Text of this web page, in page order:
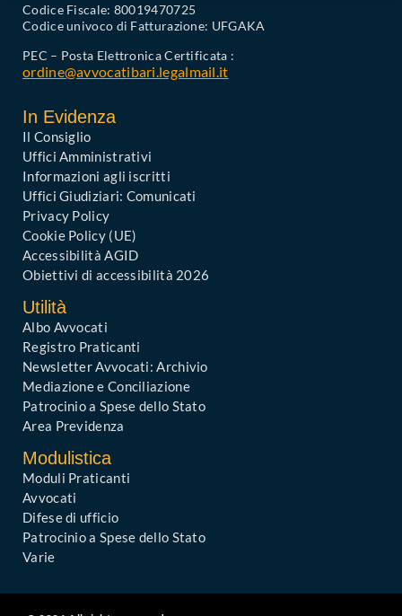
Codice Fiscale: 80019470725
Codice univoco di Fatturazione: UFGAKA
PEC – Posta Elettronica Certificata :
ordine@avvocatibari.legalmail.it
In Evidenza
Il Consiglio
Uffici Amministrativi
Informazioni agli iscritti
Uffici Giudiziari: Comunicati
Privacy Policy
Cookie Policy (UE)
Accessibilità AGID
Obiettivi di accessibilità 2026
Utilità
Albo Avvocati
Registro Praticanti
Newsletter Avvocati: Archivio
Mediazione e Conciliazione
Patrocinio a Spese dello Stato
Area Previdenza
Modulistica
Moduli Praticanti
Avvocati
Difese di ufficio
Patrocinio a Spese dello Stato
Varie